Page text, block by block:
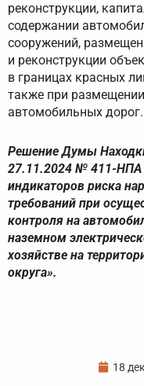
реконструкции,
содержании
сооружений,
и реконструкции
в границах красных
также при
автомобильных дорог.
Решение Думы
27.11.2024 № 411-НПА
индикаторов риска
требований при
контроля на
наземном
хозяйстве на
округа».
18